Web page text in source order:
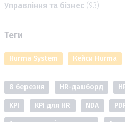
Управління та бізнес (93)
Теги
Hurma System Кейси Hurma
8 березня HR-дашборд
KPI KPI для HR NDA